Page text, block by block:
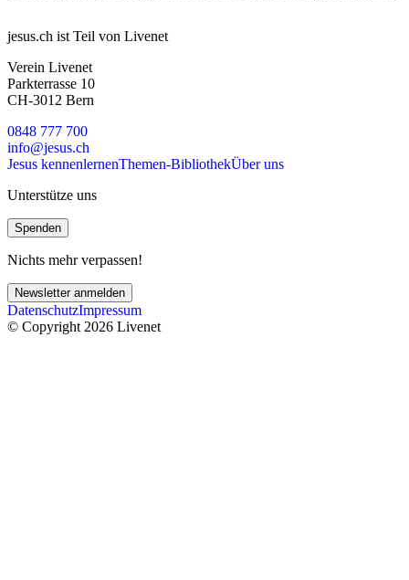
jesus.ch ist Teil von Livenet
Verein Livenet
Parkterrasse 10
CH-3012 Bern
0848 777 700
info@jesus.ch
Jesus kennenlernenThemen-BibliothekÜber uns
Unterstütze uns
Spenden
Nichts mehr verpassen!
Newsletter anmelden
DatenschutzImpressum
© Copyright 2026 Livenet